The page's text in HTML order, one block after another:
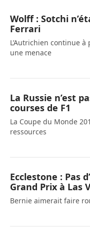
Wolff : Sotchi
Ferrari
L’Autrichien continue
une menace
La Russie n’est
courses de F1
La Coupe du Monde
ressources
Ecclestone : Pas
Grand Prix à Las
Bernie aimerait faire